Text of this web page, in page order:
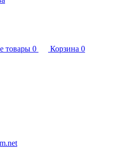
товары 0 Корзина 0